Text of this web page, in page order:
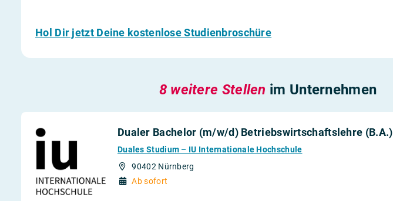
Hol Dir jetzt Deine kostenlose Studienbroschüre
8 weitere Stellen im Unternehmen
Dualer Bachelor (m/w/d) Betriebswirtschaftslehre (B.A.)
Duales Studium – IU Internationale Hochschule
90402 Nürnberg
Ab sofort